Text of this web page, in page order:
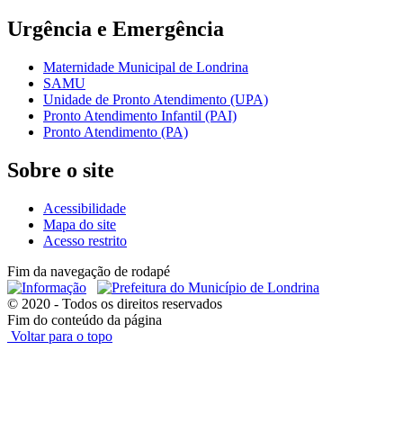
Urgência e Emergência
Maternidade Municipal de Londrina
SAMU
Unidade de Pronto Atendimento (UPA)
Pronto Atendimento Infantil (PAI)
Pronto Atendimento (PA)
Sobre o site
Acessibilidade
Mapa do site
Acesso restrito
Fim da navegação de rodapé
© 2020 - Todos os direitos reservados
Fim do conteúdo da página
Voltar para o topo